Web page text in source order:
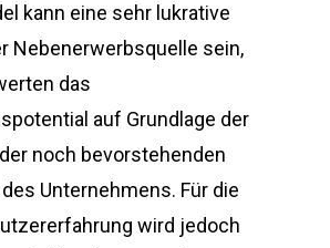
kann eine sehr lukrative
Nebenerwerbsquelle sein,
das
auf Grundlage der
noch bevorstehenden
Unternehmens. Für die
wird jedoch